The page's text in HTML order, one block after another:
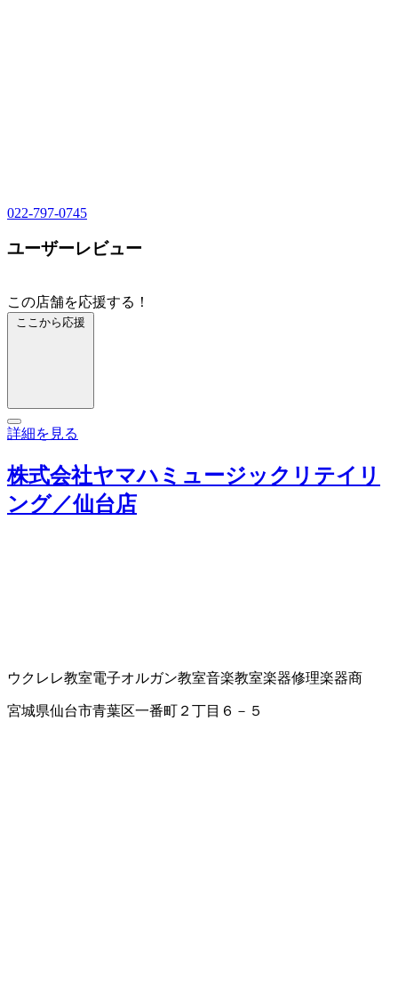
022-797-0745
ユーザーレビュー
この店舗を応援する！
ここから応援
詳細を見る
株式会社ヤマハミュージックリテイリ
ング／仙台店
ウクレレ教室電子オルガン教室音楽教室楽器修理楽器商
宮城県仙台市青葉区一番町２丁目６－５